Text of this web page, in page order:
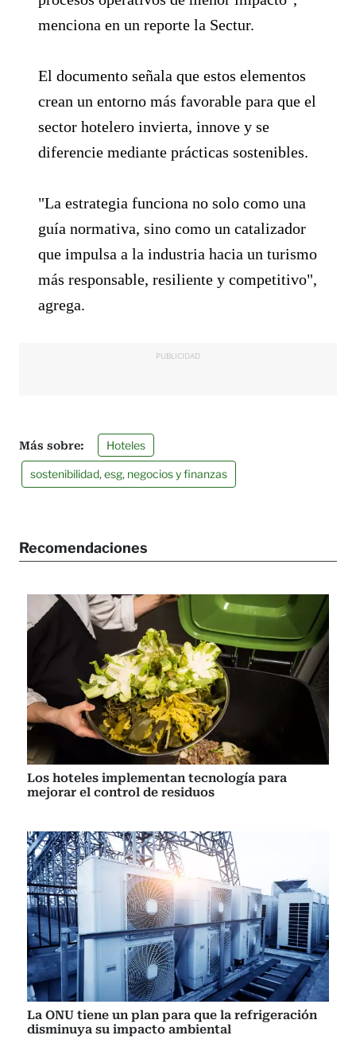
menciona en un reporte la Sectur.
El documento señala que estos elementos
crean un entorno más favorable para que el
sector hotelero invierta, innove y se
diferencie mediante prácticas sostenibles.
"La estrategia funciona no solo como una
guía normativa, sino como un catalizador
que impulsa a la industria hacia un turismo
más responsable, resiliente y competitivo",
agrega.
PUBLICIDAD
Hoteles
sostenibilidad, esg, negocios y finanzas
Recomendaciones
Los hoteles implementan tecnología para
mejorar el control de residuos
La ONU tiene un plan para que la refrigeración
disminuya su impacto ambiental